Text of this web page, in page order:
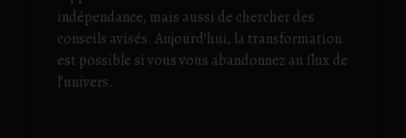
indépendance, mais aussi de chercher des
conseils avisés. Aujourd’hui, la transformation
est possible si vous vous abandonnez au flux de
l’univers.